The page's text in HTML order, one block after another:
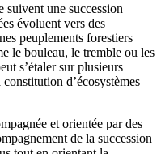
suivent une succession
évoluent vers des
peuplements forestiers
le bouleau, le tremble ou les
s’étaler sur plusieurs
d’écosystèmes
et orientée par des
de la succession